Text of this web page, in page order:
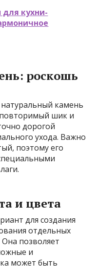
кухни-
роскошь
камень
шик и
дорогой
ухода. Важно
поэтому его
и цвета
для создания
отдельных
позволяет
и
может быть